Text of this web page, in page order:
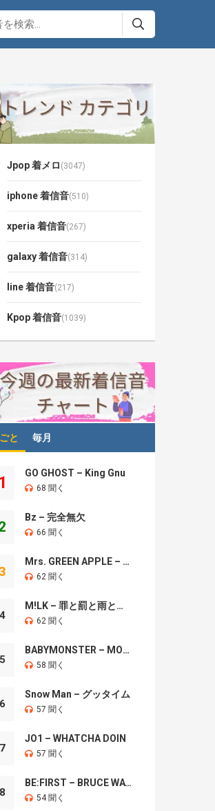
Jpop 着メロ (3047)
iphone 着信音(510)
xperia 着信音(267)
galaxy 着信音(314)
line 着信音(217)
Kpop 着信音(1039)
と 毎月
1
GO GHOST – King Gnu
68 聞く
Bz – 完全無欠
66 聞く
Mrs. GREEN APPLE – Brand New
62 聞く
4
M!LK – 罪と罰と雨とキス
62 聞く
5
BABYMONSTER – MOON
58 聞く
6
Snow Man – グッタイム
57 聞く
7
JO1 – WHATCHA DOIN
57 聞く
8
BE:FIRST – BRUCE WAYNE
54 聞く